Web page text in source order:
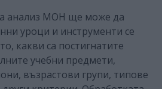
анализ МОН ще може да
уроци и инструменти се
какви са постигнатите
учебни предмети,
възрастови групи, типове